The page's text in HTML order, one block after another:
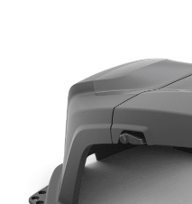
4.4 Google Reviews
4.7 Trustpilot